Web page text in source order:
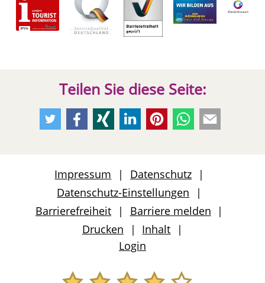
Teilen Sie diese Seite:
Empfehlen
auf
Twitter
Empfehlen
auf
Facebook
Empfehlen
auf
Xing
Empfehlen
auf
LinkedIn
Empfehlen
auf
Pinterest
Per
Per
Impressum
Datenschutz
Datenschutz-Einstellungen
Barrierefreiheit
Barriere melden
Drucken
Inhalt
Login